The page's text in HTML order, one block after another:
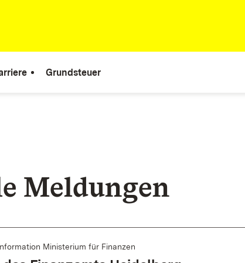
Grundsteuer
Meldungen
Ministerium für Finanzen